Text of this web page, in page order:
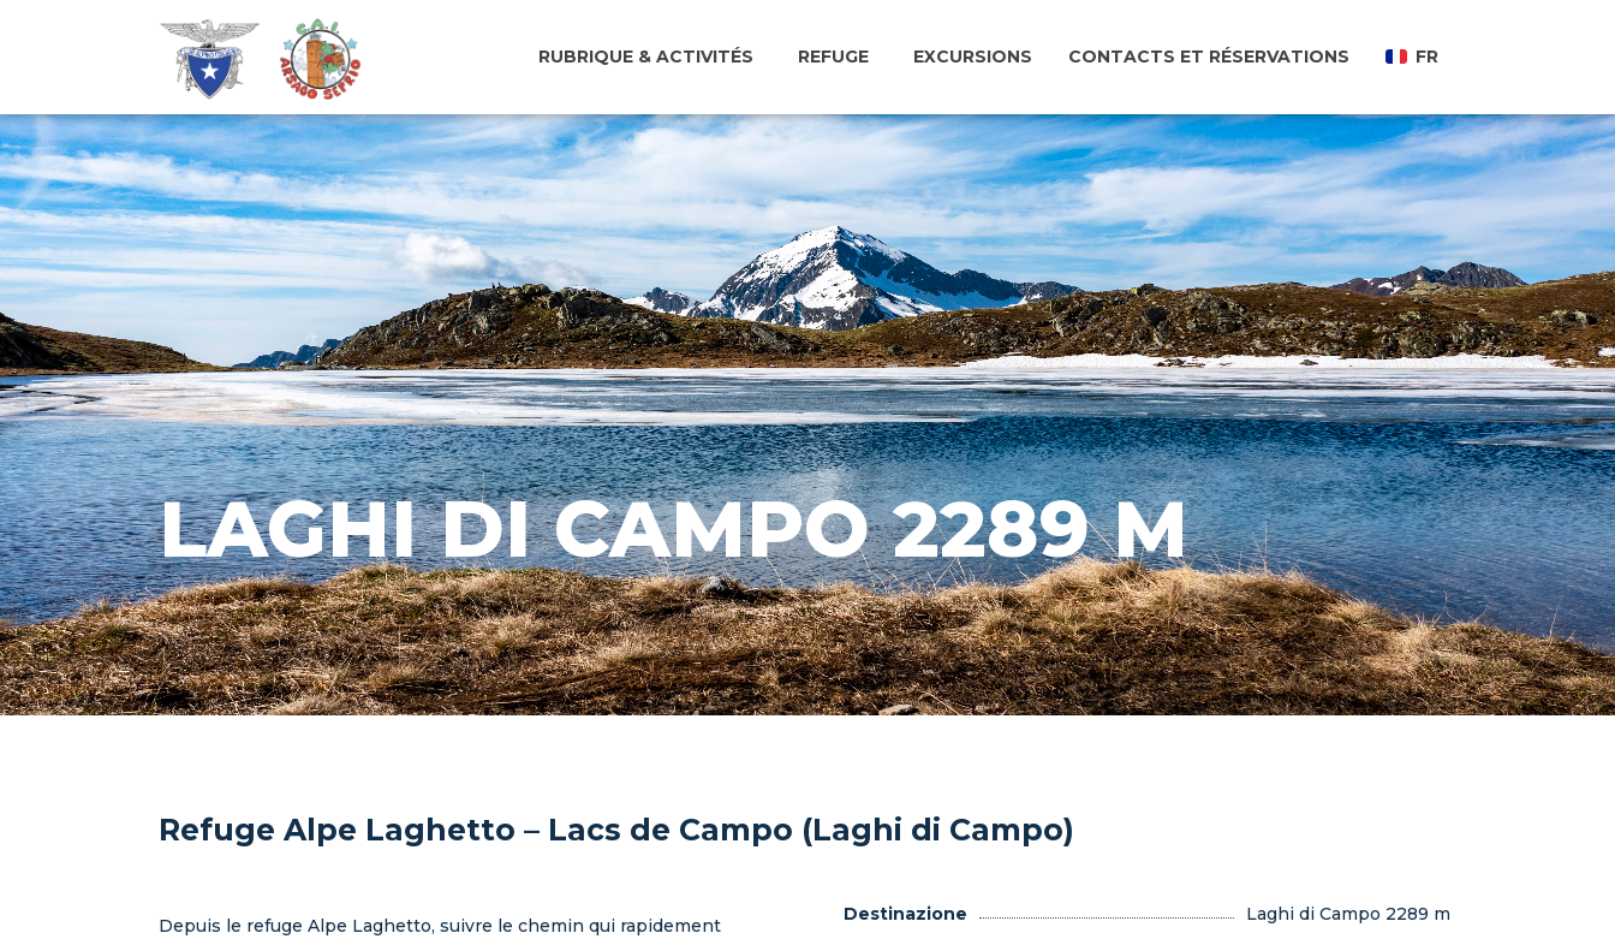
RUBRIQUE & ACTIVITÉS REFUGE EXCURSIONS CONTACTS ET RÉSERVATIONS FR
LAGHI DI CAMPO 2289 M
Refuge Alpe Laghetto – Lacs de Campo (Laghi di Campo)
Depuis le refuge Alpe Laghetto, suivre le chemin qui rapidement
Destinazione
Laghi di Campo 2289 m